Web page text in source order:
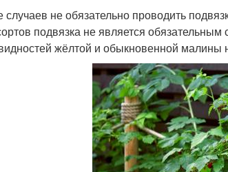
случаев не обязательно проводить
подвязка не является
жёлтой и обыкновенной малины